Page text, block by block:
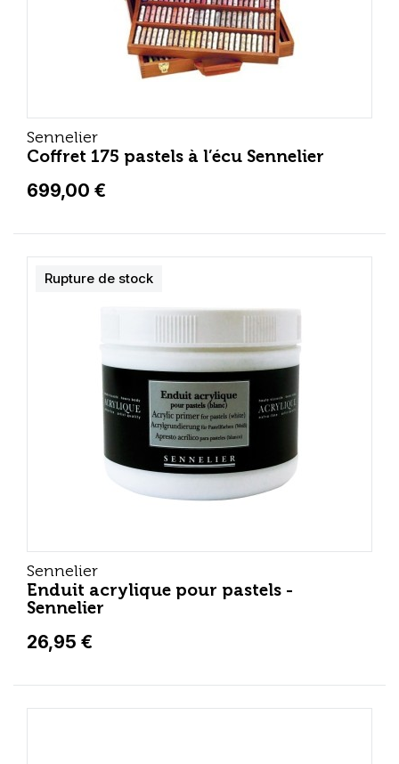
Sennelier
Coffret 175 pastels à l’écu Sennelier
699,00 €
Sennelier
Enduit acrylique pour pastels -
Sennelier
26,95 €
Rupture de stock